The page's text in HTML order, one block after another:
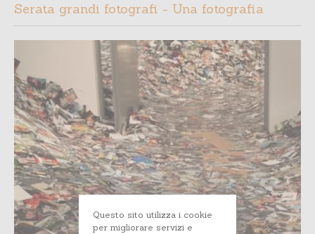
Serata grandi fotografi - Una fotografia
Questo sito utilizza i cookie
per migliorare servizi e